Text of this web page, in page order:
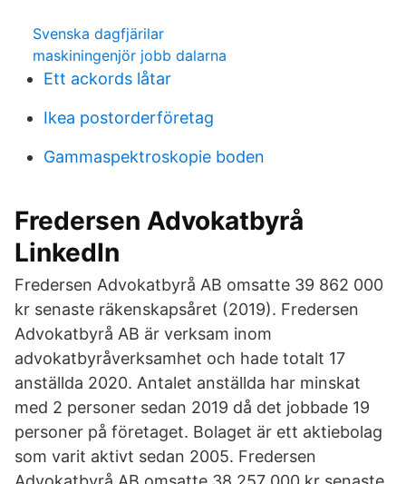
Svenska dagfjärilar
maskiningenjör jobb dalarna
Ett ackords låtar
Ikea postorderföretag
Gammaspektroskopie boden
Fredersen Advokatbyrå
LinkedIn
Fredersen Advokatbyrå AB omsatte 39 862 000
kr senaste räkenskapsåret (2019). Fredersen
Advokatbyrå AB är verksam inom
advokatbyråverksamhet och hade totalt 17
anställda 2020. Antalet anställda har minskat
med 2 personer sedan 2019 då det jobbade 19
personer på företaget. Bolaget är ett aktiebolag
som varit aktivt sedan 2005. Fredersen